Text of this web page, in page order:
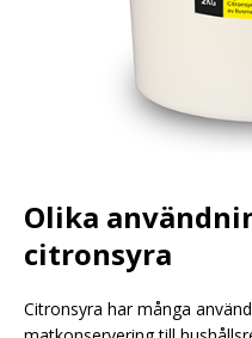
Olika
citronsyra
Citronsyra har många